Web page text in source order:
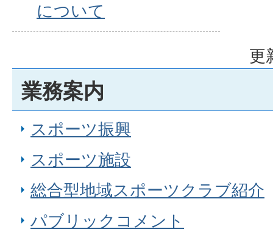
について
更
業務案内
スポーツ振興
スポーツ施設
総合型地域スポーツクラブ紹介
パブリックコメント